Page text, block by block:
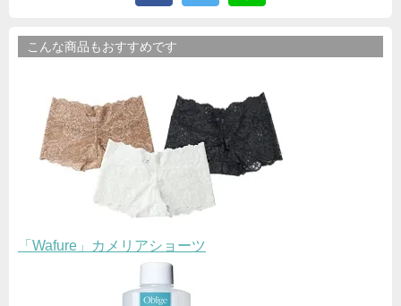
こんな商品もおすすめです
「Wafure」カメリアショーツ